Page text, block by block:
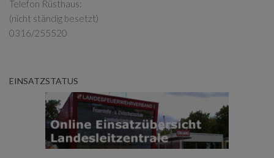
Telefon Rüsthaus:
(nicht ständig besetzt)
0316/255520
EINSATZSTATUS